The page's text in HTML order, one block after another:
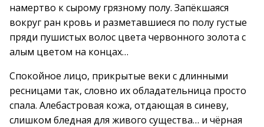
намертво к сырому грязному полу. Запёкшаяся
вокруг ран кровь и разметавшиеся по полу густые
пряди пушистых волос цвета червонного золота с
алым цветом на концах…
Спокойное лицо, прикрытые веки с длинными
ресницами так, словно их обладательница просто
спала. Алебастровая кожа, отдающая в синеву,
слишком бледная для живого существа… и чёрная